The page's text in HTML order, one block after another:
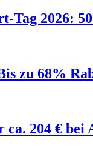
Tag 2026:
zu 68%
204 € bei